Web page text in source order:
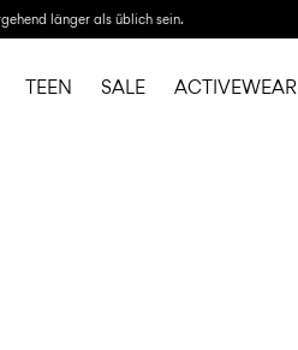
länger als üblich sein.
TEEN SALE ACTIVEWEAR